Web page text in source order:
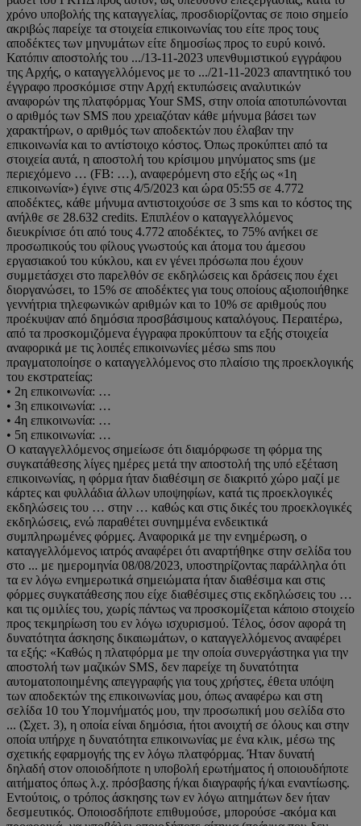
χρόνο υποβολής της καταγγελίας, προσδιορίζοντας σε ποιο σημείο
ακριβώς παρείχε τα στοιχεία επικοινωνίας του είτε προς τους
αποδέκτες των μηνυμάτων είτε δημοσίως προς το ευρύ κοινό.
Κατόπιν αποστολής του .../13-11-2023 υπενθυμιστικού εγγράφου
της Αρχής, ο καταγγελλόμενος με το .../21-11-2023 απαντητικό του
έγγραφο προσκόμισε στην Αρχή εκτυπώσεις αναλυτικών
αναφορών της πλατφόρμας Your SMS, στην οποία αποτυπώνονται
ο αριθμός των SMS που χρειαζόταν κάθε μήνυμα βάσει των
χαρακτήρων, ο αριθμός των αποδεκτών που έλαβαν την
επικοινωνία και το αντίστοιχο κόστος. Όπως προκύπτει από τα
στοιχεία αυτά, η αποστολή του κρίσιμου μηνύματος sms (με
περιεχόμενο … (FB: …), αναφερόμενη στο εξής ως «1η
επικοινωνία») έγινε στις 4/5/2023 και ώρα 05:55 σε 4.772
αποδέκτες, κάθε μήνυμα αντιστοιχούσε σε 3 sms και το κόστος της
ανήλθε σε 28.632 credits. Επιπλέον ο καταγγελλόμενος
διευκρίνισε ότι από τους 4.772 αποδέκτες, το 75% ανήκει σε
προσωπικούς του φίλους γνωστούς και άτομα του άμεσου
εργασιακού του κύκλου, και εν γένει πρόσωπα που έχουν
συμμετάσχει στο παρελθόν σε εκδηλώσεις και δράσεις που έχει
διοργανώσει, το 15% σε αποδέκτες για τους οποίους αξιοποιήθηκε
γεννήτρια τηλεφωνικών αριθμών και το 10% σε αριθμούς που
προέκυψαν από δημόσια προσβάσιμους καταλόγους. Περαιτέρω,
από τα προσκομιζόμενα έγγραφα προκύπτουν τα εξής στοιχεία
αναφορικά με τις λοιπές επικοινωνίες μέσω sms που
πραγματοποίησε ο καταγγελλόμενος στο πλαίσιο της προεκλογικής
του εκστρατείας:
• 2η επικοινωνία: …
• 3η επικοινωνία: …
• 4η επικοινωνία: …
• 5η επικοινωνία: …
Ο καταγγελλόμενος σημείωσε ότι διαμόρφωσε τη φόρμα της
συγκατάθεσης λίγες ημέρες μετά την αποστολή της υπό εξέταση
επικοινωνίας, η φόρμα ήταν διαθέσιμη σε διακριτό χώρο μαζί με
κάρτες και φυλλάδια άλλων υποψηφίων, κατά τις προεκλογικές
εκδηλώσεις του … στην … καθώς και στις δικές του προεκλογικές
εκδηλώσεις, ενώ παραθέτει συνημμένα ενδεικτικά
συμπληρωμένες φόρμες. Αναφορικά με την ενημέρωση, ο
καταγγελλόμενος ιατρός αναφέρει ότι αναρτήθηκε στην σελίδα του
στο ... με ημερομηνία 08/08/2023, υποστηρίζοντας παράλληλα ότι
τα εν λόγω ενημερωτικά σημειώματα ήταν διαθέσιμα και στις
φόρμες συγκατάθεσης που είχε διαθέσιμες στις εκδηλώσεις του …
και τις ομιλίες του, χωρίς πάντως να προσκομίζεται κάποιο στοιχείο
προς τεκμηρίωση του εν λόγω ισχυρισμού. Τέλος, όσον αφορά τη
δυνατότητα άσκησης δικαιωμάτων, ο καταγγελλόμενος αναφέρει
τα εξής: «Καθώς η πλατφόρμα με την οποία συνεργάστηκα για την
αποστολή των μαζικών SMS, δεν παρείχε τη δυνατότητα
αυτοματοποιημένης απεγγραφής για τους χρήστες, έθετα υπόψη
των αποδεκτών της επικοινωνίας μου, όπως αναφέρω και στη
σελίδα 10 του Υπομνήματός μου, την προσωπική μου σελίδα στο
... (Σχετ. 3), η οποία είναι δημόσια, ήτοι ανοιχτή σε όλους και στην
οποία υπήρχε η δυνατότητα επικοινωνίας με ένα κλικ, μέσω της
σχετικής εφαρμογής της εν λόγω πλατφόρμας. Ήταν δυνατή
δηλαδή στον οποιοδήποτε η υποβολή ερωτήματος ή οποιουδήποτε
αιτήματος όπως λ.χ. πρόσβασης ή/και διαγραφής ή/και εναντίωσης.
Εντούτοις, ο τρόπος άσκησης των εν λόγω αιτημάτων δεν ήταν
δεσμευτικός. Οποιοσδήποτε επιθυμούσε, μπορούσε -ακόμα και